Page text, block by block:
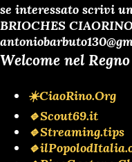
se interessato scrivi
BRIOCHES
Welcome nel
☀️CiaoRino.Org
🔹Scout69.it
🔹Streaming.tips